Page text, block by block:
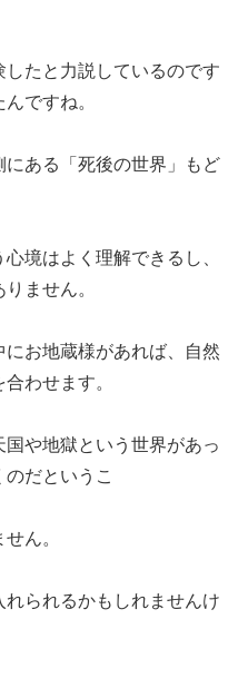
たと力説しているのです
ですね。
ある「死後の世界」もど
境はよく理解できるし、
ません。
お地蔵様があれば、自然
わせます。
や地獄という世界があっ
だというこ
ん。
れられるかもしれませんけ